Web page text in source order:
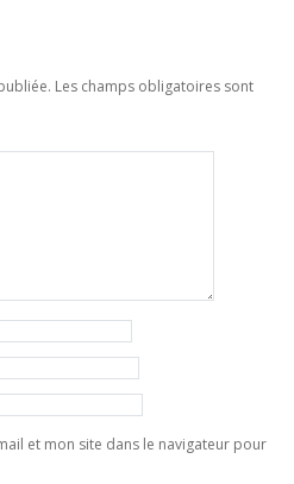
Les champs obligatoires sont
et mon site dans le navigateur pour